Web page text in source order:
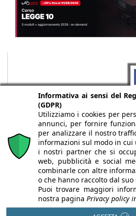
Chi siamo Autori Per la tua
newsletter
Informativa ai sensi del
(GDPR)
Utilizziamo i cookies per
annunci, per fornire
per analizzare il nostro
informazioni sul modo in
i nostri partner che si
web, pubblicità e social
combinarle con altre
o che hanno raccolto dal
Puoi trovare maggiori
nostra pagina Privacy policy